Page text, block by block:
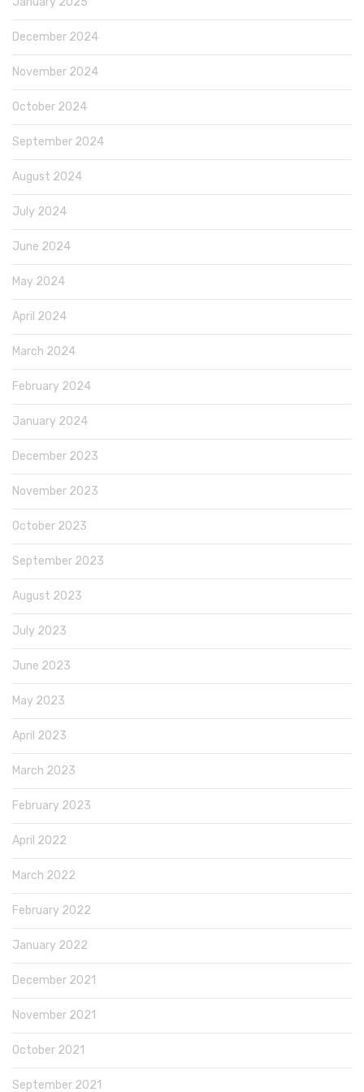
December 2024
November 2024
October 2024
September 2024
August 2024
July 2024
June 2024
May 2024
April 2024
March 2024
February 2024
January 2024
December 2023
November 2023
October 2023
September 2023
August 2023
July 2023
June 2023
May 2023
April 2023
March 2023
February 2023
April 2022
March 2022
February 2022
January 2022
December 2021
November 2021
October 2021
September 2021